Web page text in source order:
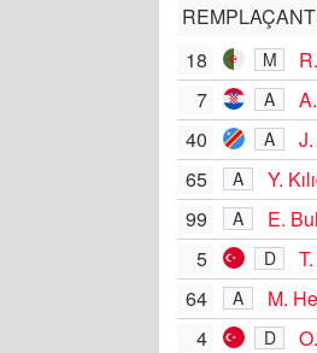
18
M
7 A
40 A
65 A
Y.
99
A
E.
5
D
64
A
M.
4
D